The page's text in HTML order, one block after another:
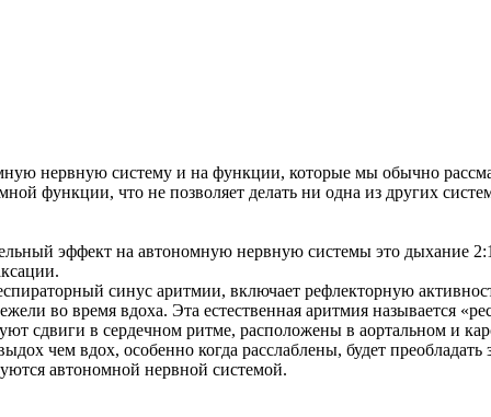
нервную систему и на функции, которые мы обычно
функции, что не позволяет делать ни одна из других
эффект на автономную нервную системы это дыхание
синус аритмии, включает рефлекторную
во время вдоха. Эта естественная аритмия называется
сдвиги в сердечном ритме, расположены в аортальном и
чем вдох, особенно когда расслаблены, будет
автономной нервной системой.